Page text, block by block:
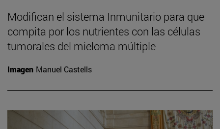
Modifican el sistema Inmunitario para que
compita por los nutrientes con las células
tumorales del mieloma múltiple
Imagen Manuel Castells